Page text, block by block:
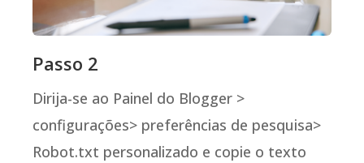
Passo 2
Dirija-se ao Painel do Blogger >
configurações> preferências de pesquisa>
Robot.txt personalizado e copie o texto